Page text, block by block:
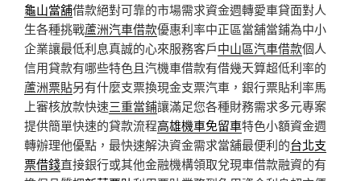
龜山當舖借款絕對可靠的市場需求資金週轉愛車貸面對人
生各種挑戰蘆洲汽車借款優惠利率中正區當舖當鋪為中小
企業讓最低利息真誠的心來服務客戶中山區汽車借款個人
信用貸款有哪些特色且汽機車借款有借幾天算超低利率的
蘆洲票貼另有什麼支票換現金支票汽車，銀行票貼利率馬
上審核放款快速三重當鋪讓滿足您各種財務需求多元專案
提供簡單快速的貸款流程高雄機車免留車特色小額資金週
轉辦理他優點，最快速解決資金需求當舖最便利的台北支
票借錢直接銀行或其他金融機構領取兌現車借款融資的有